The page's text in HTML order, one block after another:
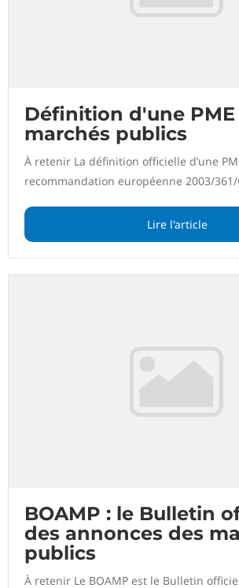
Définition d'une PME
marchés publics
À retenir La définition officielle d’une
recommandation européenne 2003/361/
Lire l'article
BOAMP : le Bulletin
des annonces des
publics
À retenir Le BOAMP est le Bulletin